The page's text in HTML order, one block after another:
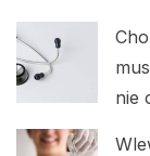
nie